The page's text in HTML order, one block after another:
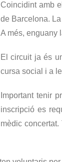
Coincidint amb
de Barcelona.
A més, enguany
El circuit ja és
cursa social i a
Important tenir
inscripció es
mèdic